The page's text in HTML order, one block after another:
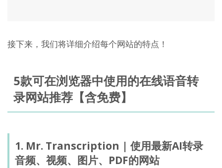
接下来，我们将详细介绍每个网站的特点！
5款可在浏览器中使用的在线语音转
录网站推荐【含免费】
1. Mr. Transcription | 使用最新AI转录
音频、视频、图片、PDF的网站